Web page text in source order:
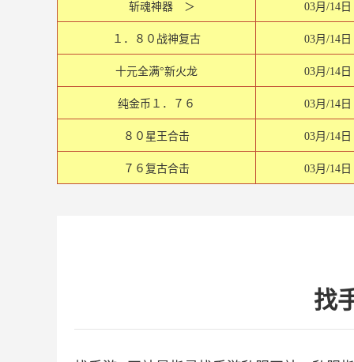
斩魂神器 ＞ 03月/14日
１．８０战神复古 03月/14日
十元全满°新火龙 03月/14日
纯金币１．７６ 03月/14日
８０星王合击 03月/14日
７６复古合击 03月/14日
找